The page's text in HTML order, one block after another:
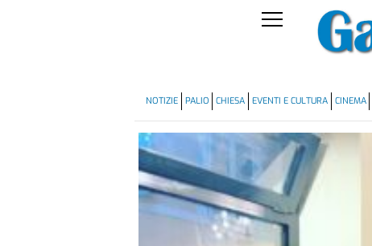
NOTIZIE PALIO CHIESA EVENTI E CULTURA CINEMA